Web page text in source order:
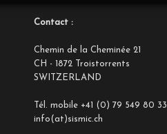
Contact :
Chemin de la Cheminée 21
CH - 1872 Troistorrents
SWITZERLAND
Tél. mobile +41 (0) 79 549 80 33
info(at)sismic.ch